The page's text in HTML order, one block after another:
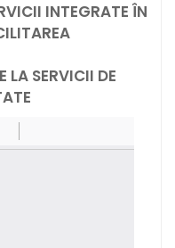
INTEGRATE ÎN
LA SERVICII DE